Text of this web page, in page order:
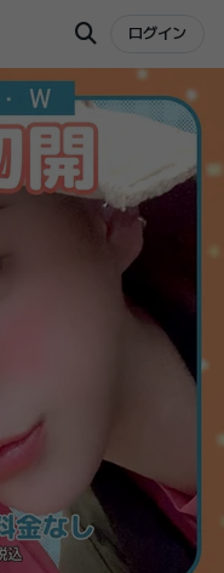
ログイン